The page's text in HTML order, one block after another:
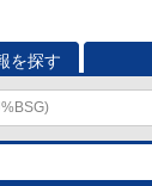
を探す